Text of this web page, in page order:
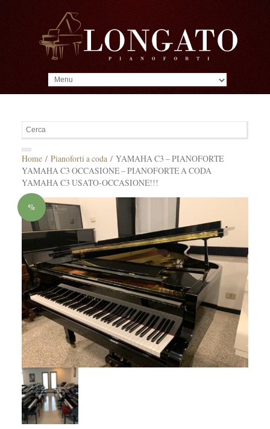
Home/ Pianoforti a coda/ YAMAHA C3 – PIANOFORTE
YAMAHA C3 OCCASIONE – PIANOFORTE A CODA
YAMAHA C3 USATO-OCCASIONE!!!
%